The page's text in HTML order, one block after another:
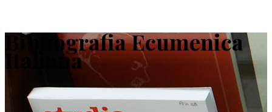
Bibliografia Ecumenica
Italiana